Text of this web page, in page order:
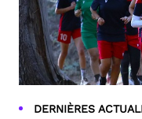
DERNIÈRES